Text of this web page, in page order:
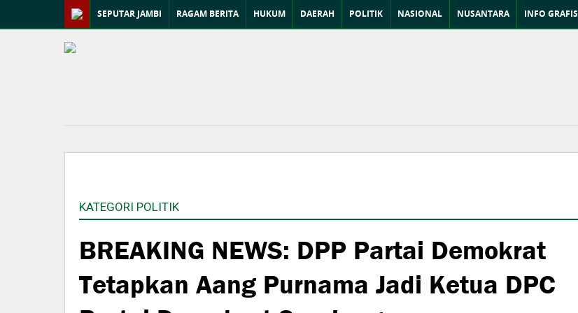
SEPUTAR JAMBI RAGAM BERITA HUKUM DAERAH POLITIK NASIONAL NUSANTARA INFO GRAFIS
KATEGORI POLITIK
BREAKING NEWS: DPP Partai Demokrat
Tetapkan Aang Purnama Jadi Ketua DPC